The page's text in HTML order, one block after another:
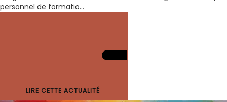
personnel de formatio...
LIRE CETTE ACTUALITÉ